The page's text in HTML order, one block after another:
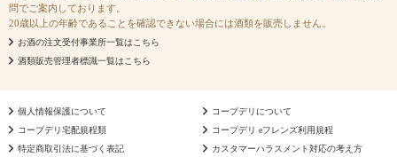
問でご案内しております。
20歳以上の年齢であることを確認できない場合には酒類を販売しません。
お酒の注文受付事業所一覧はこちら
酒類販売管理者標識一覧はこちら
個人情報保護について
コープデリについて
コープデリ宅配規程類
コープデリ eフレンズ利用規程
特定商取引法に基づく表記
カスタマーハラスメント対応の考え方